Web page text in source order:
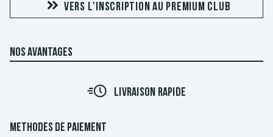
VERS L'INSCRIPTION AU PREMIUM CLUB
NOS AVANTAGES
LIVRAISON RAPIDE
METHODES DE PAIEMENT